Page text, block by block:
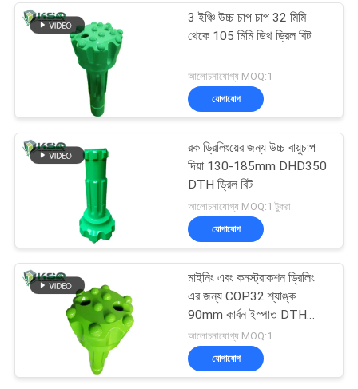
3 ইঞ্চি উচ্চ চাপ চাপ 32 মিমি
থেকে 105 মিমি ডিথ ড্রিল বিট
আলোচনাযোগ্য MOQ:1
যোগাযোগ
রক ড্রিলিংয়ের জন্য উচ্চ বায়ুচাপ
দিয়া 130-185mm DHD350
DTH ড্রিল বিট
আলোচনাযোগ্য MOQ:1 টুকরা
যোগাযোগ
মাইনিং এবং কনস্ট্রাকশন ড্রিলিং
এর জন্য COP32 শ্যাঙ্ক
90mm কার্বন ইস্পাত DTH
ড্রিল বিট
আলোচনাযোগ্য MOQ:1
যোগাযোগ